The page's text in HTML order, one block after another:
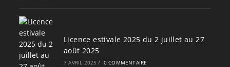
Licence estivale 2025 du 2 juillet au 27
août 2025
7 AVRIL 2025 / 0 COMMENTAIRE